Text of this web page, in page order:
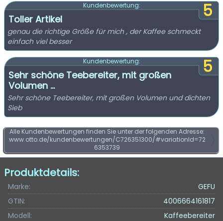
5
Kundenbewertung:
Toller Artikel
genau die richtige Größe für mich , der Kaffee schmeckt
einfach viel besser
5
Kundenbewertung:
Sehr schöne Teebereiter, mit großen
Volumen ...
Sehr schöne Teebereiter, mit großen Volumen und dichten
Sieb
Alle Kundenbewertungen finden Sie unter der folgenden Adresse:
www.otto.de/kundenbewertungen/C726351300/#variationId=72
6353739
Produktdetails:
Marke:
GEFU
GTIN:
4006664161817
Modell:
Kaffeebereiter